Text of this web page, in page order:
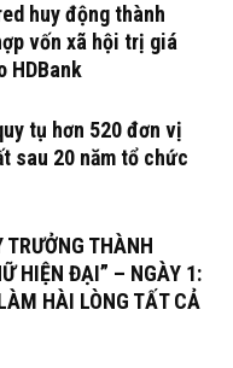
huy động thành
vốn xã hội trị giá
HDBank
tụ hơn 520 đơn vị
sau 20 năm tổ chức
TRƯỞNG THÀNH
HIỆN ĐẠI” – NGÀY 1:
HÀI LÒNG TẤT CẢ